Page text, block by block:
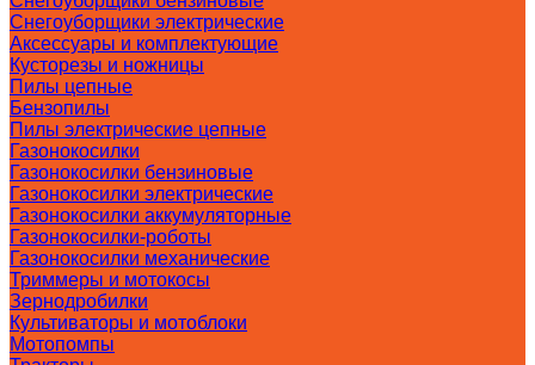
Снегоуборщики электрические
Аксессуары и комплектующие
Кусторезы и ножницы
Пилы цепные
Бензопилы
Пилы электрические цепные
Газонокосилки
Газонокосилки бензиновые
Газонокосилки электрические
Газонокосилки аккумуляторные
Газонокосилки-роботы
Газонокосилки механические
Триммеры и мотокосы
Зернодробилки
Культиваторы и мотоблоки
Мотопомпы